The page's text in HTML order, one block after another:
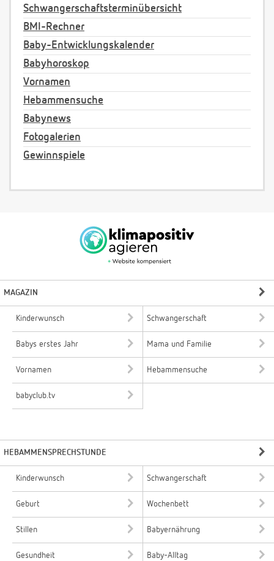
Schwangerschaftsterminübersicht
BMI-Rechner
Baby-Entwicklungskalender
Babyhoroskop
Vornamen
Hebammensuche
Babynews
Fotogalerien
Gewinnspiele
MAGAZIN
Kinderwunsch Schwangerschaft
Babys erstes Jahr Mama und Familie
Vornamen Hebammensuche
babyclub.tv
HEBAMMENSPRECHSTUNDE
Kinderwunsch Schwangerschaft
Geburt Wochenbett
Stillen Babyernährung
Gesundheit Baby-Alltag